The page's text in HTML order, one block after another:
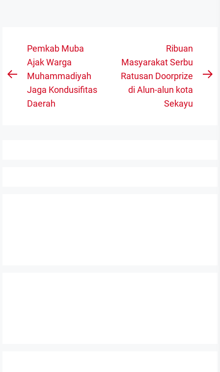
Navigasi
pos
Previous
Pemkab Muba
Ajak Warga
Muhammadiyah
Jaga Kondusifitas
Daerah
Ribuan
Masyarakat Serbu
Ratusan Doorprize
di Alun-alun kota
Sekayu